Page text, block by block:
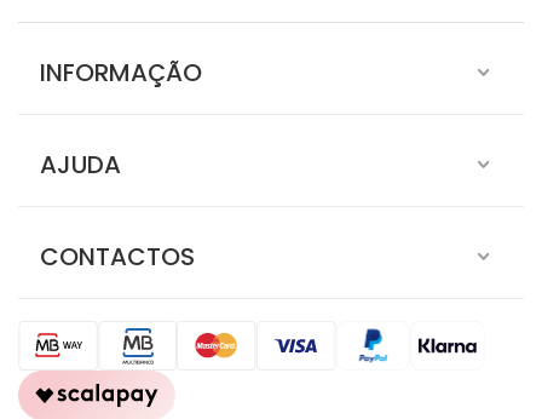
INFORMAÇÃO
AJUDA
CONTACTOS